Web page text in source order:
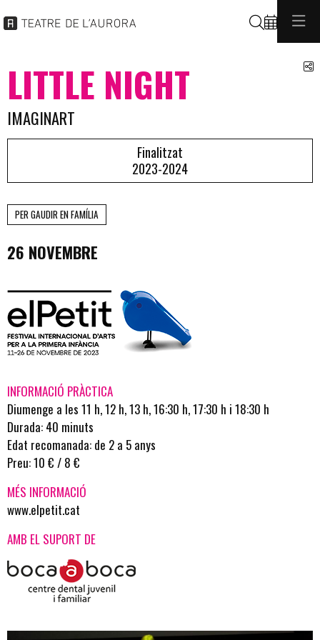
Cerca
LITTLE NIGHT
IMAGINART
Finalitzat
2023-2024
PER GAUDIR EN FAMÍLIA
26 NOVEMBRE
INFORMACIÓ PRÀCTICA
Diumenge a les 11 h, 12 h, 13 h, 16:30 h, 17:30 h i 18:30 h
Durada: 40 minuts
Edat recomanada: de 2 a 5 anys
Preu: 10 € / 8 €
MÉS INFORMACIÓ
www.elpetit.cat
AMB EL SUPORT DE